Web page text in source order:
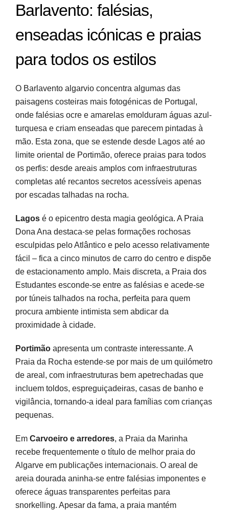
Barlavento: falésias,
enseadas icónicas e praias
para todos os estilos
O Barlavento algarvio concentra algumas das
paisagens costeiras mais fotogénicas de Portugal,
onde falésias ocre e amarelas emolduram águas azul-
turquesa e criam enseadas que parecem pintadas à
mão. Esta zona, que se estende desde Lagos até ao
limite oriental de Portimão, oferece praias para todos
os perfis: desde areais amplos com infraestruturas
completas até recantos secretos acessíveis apenas
por escadas talhadas na rocha.
Lagos é o epicentro desta magia geológica. A Praia
Dona Ana destaca-se pelas formações rochosas
esculpidas pelo Atlântico e pelo acesso relativamente
fácil – fica a cinco minutos de carro do centro e dispõe
de estacionamento amplo. Mais discreta, a Praia dos
Estudantes esconde-se entre as falésias e acede-se
por túneis talhados na rocha, perfeita para quem
procura ambiente intimista sem abdicar da
proximidade à cidade.
Portimão apresenta um contraste interessante. A
Praia da Rocha estende-se por mais de um quilómetro
de areal, com infraestruturas bem apetrechadas que
incluem toldos, espreguiçadeiras, casas de banho e
vigilância, tornando-a ideal para famílias com crianças
pequenas.
Em Carvoeiro e arredores, a Praia da Marinha
recebe frequentemente o título de melhor praia do
Algarve em publicações internacionais. O areal de
areia dourada aninha-se entre falésias imponentes e
oferece águas transparentes perfeitas para
snorkelling. Apesar da fama, a praia mantém